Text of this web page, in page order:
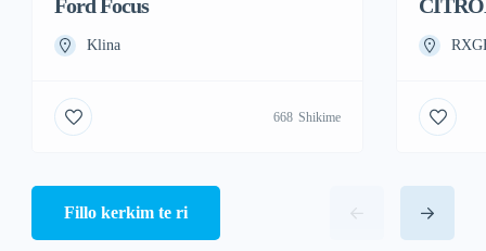
Ford Focus
Klina
668 Shikime
Fillo kerkim te ri